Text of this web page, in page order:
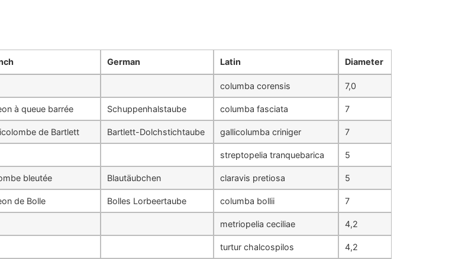
German Latin Diameter
columba corensis 7,0
à queue barrée Schuppenhalstaube columba fasciata 7
de Bartlett Bartlett-Dolchstichtaube gallicolumba criniger 7
streptopelia tranquebarica 5
bleutée Blautäubchen claravis pretiosa 5
de Bolle Bolles Lorbeertaube columba bollii 7
metriopelia ceciliae 4,2
turtur chalcospilos 4,2